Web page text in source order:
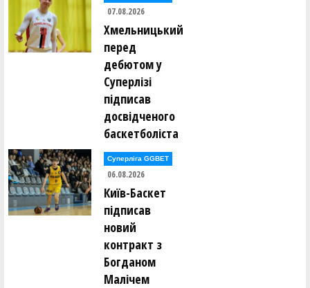
07.08.2026
Хмельницький
перед
дебютом у
Суперлізі
підписав
досвідченого
баскетболіста
Суперліга GGBET
06.08.2026
Київ-Баскет
підписав
новий
контракт з
Богданом
Малічем